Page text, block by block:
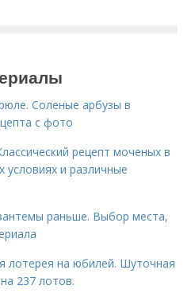
Соленые арбузы в
с фото
рецепт моченых в
и различные
раньше. Выбор места,
лотерея на юбилей. Шуточная
237 лотов.